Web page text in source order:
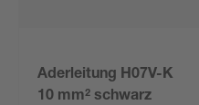
Aderleitung H07V-K
10 mm² schwarz